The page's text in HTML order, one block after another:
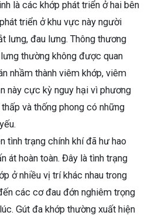
là các khớp phát triển ở hai bên
triển ở khu vực này người
lưng, đau lưng. Thông thương
thường không được quan
nhầm thành viêm khớp, viêm
này cực kỳ nguy hại vì phương
và thống phong có những
tình trạng chính khí đã hư hao
át hoàn toàn. Đây là tình trạng
ở nhiều vị trí khác nhau trong
các cơ đau đớn nghiêm trọng
Gút đa khớp thường xuất hiện